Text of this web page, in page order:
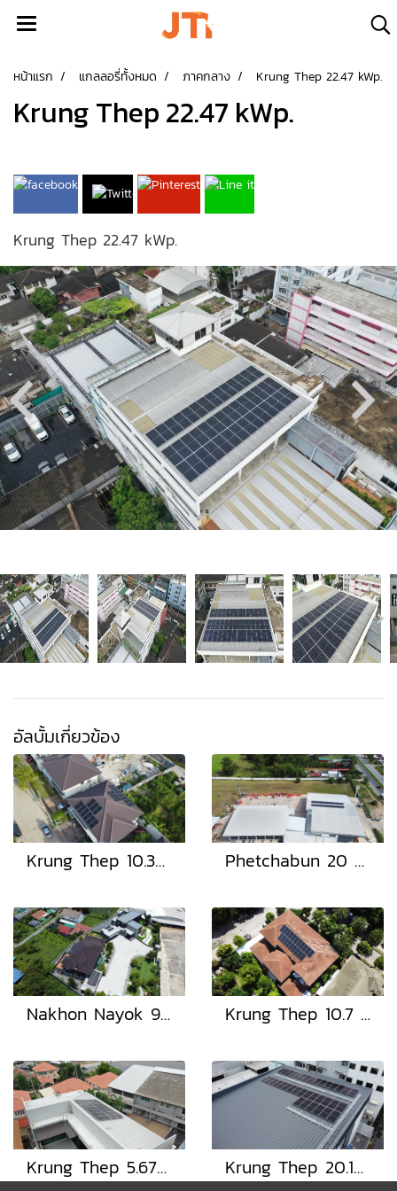
หน้าแรก แกลลอรี่ทั้งหมด ภาคกลาง Krung Thep 22.47 kWp.
Krung Thep 22.47 kWp.
Krung Thep 22.47 kWp.
อัลบั้มเกี่ยวข้อง
Krung Thep 10.35 kWp. Phetchabun 20 kWp.
Nakhon Nayok 9.84 kWp. Krung Thep 10.7 kWp.
Krung Thep 5.67 kWp. Krung Thep 20.16 kWp.